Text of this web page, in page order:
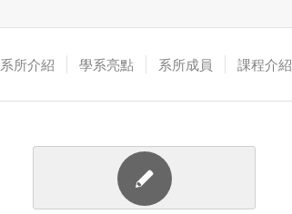
系所介紹 學系亮點 系所成員 課程介紹